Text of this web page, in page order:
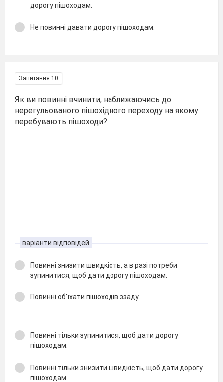
дорогу пішоходам.
Не повинні давати дорогу пішоходам.
Запитання 10
Як ви повинні вчинити, наближаючись до
нерегульованого пішохідного переходу на якому
перебувають пішоходи?
варіанти відповідей
Повинні знизити швидкість, а в разі потреби
зупинитися, щоб дати дорогу пішоходам.
Повинні об'їхати пішоходів ззаду.
Повинні тільки зупинитися, щоб дати дорогу
пішоходам.
Повинні тільки знизити швидкість, щоб дати дорогу
пішоходам.